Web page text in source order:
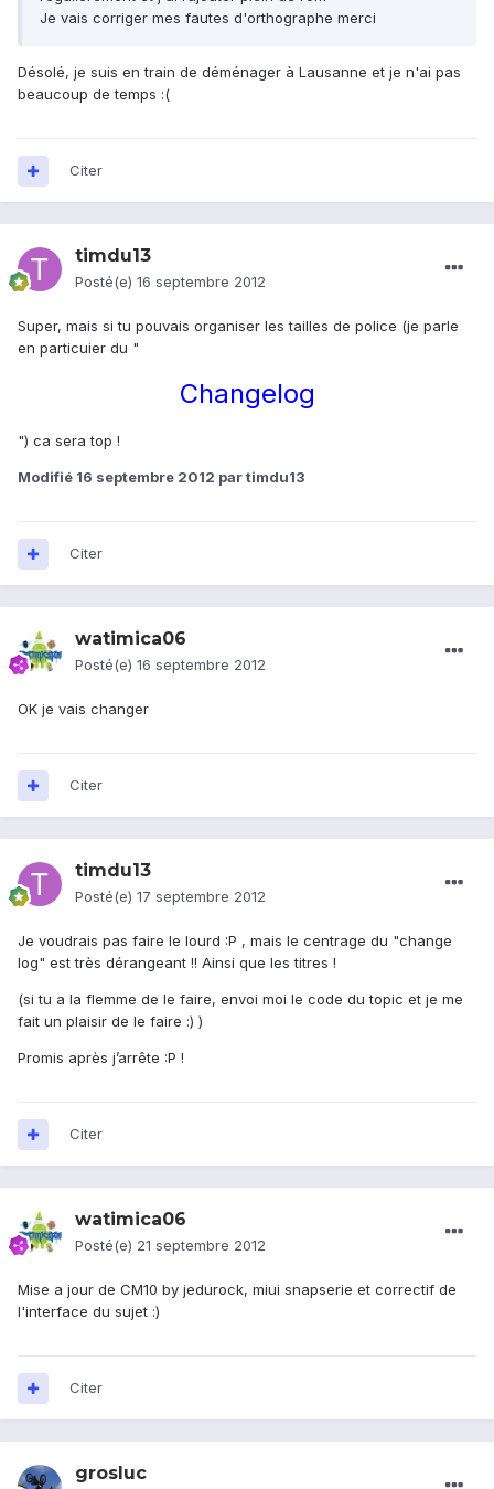
Je vais corriger mes fautes d'orthographe merci
Désolé, je suis en train de déménager à Lausanne et je n'ai pas
beaucoup de temps :(
Citer
timdu13
Posté(e) 16 septembre 2012
Super, mais si tu pouvais organiser les tailles de police (je parle
en particuier du "
Changelog
") ca sera top !
Modifié 16 septembre 2012 par timdu13
Citer
watimica06
Posté(e) 16 septembre 2012
OK je vais changer
Citer
timdu13
Posté(e) 17 septembre 2012
Je voudrais pas faire le lourd :P , mais le centrage du "change
log" est très dérangeant !! Ainsi que les titres !
(si tu a la flemme de le faire, envoi moi le code du topic et je me
fait un plaisir de le faire :) )
Promis après j’arrête :P !
Citer
watimica06
Posté(e) 21 septembre 2012
Mise a jour de CM10 by jedurock, miui snapserie et correctif de
l'interface du sujet :)
Citer
grosluc